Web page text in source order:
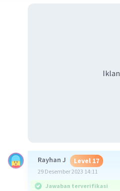
Iklan
Rayhan J Level 17
29 Desember 2023 14:11
Jawaban terverifikasi